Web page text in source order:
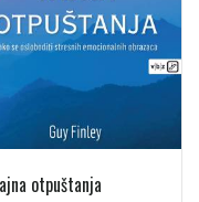
otpuštanja